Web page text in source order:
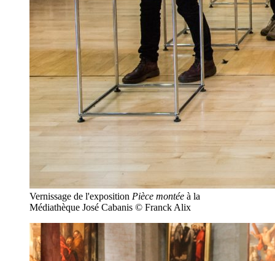
Vernissage de l'exposition Pièce montée à la
Médiathèque José Cabanis © Franck Alix